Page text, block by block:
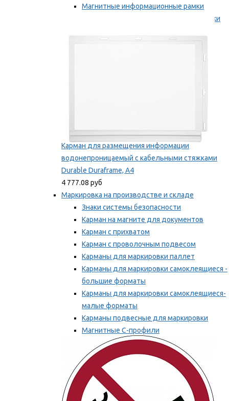
Магнитные информационные рамки
Самоклеящиеся информационные рамки
Карман для размещения информации
водонепроницаемый с кабельными стяжками
Durable Duraframe, А4
4 777.08 руб
Маркировка на производстве и складе
Знаки системы безопасности
Карман на магните для документов
Карман с прихватом
Карман с проволочным подвесом
Карманы для маркировки паллет
Карманы для маркировки самоклеящиеся -
большие форматы
Карманы для маркировки самоклеящиеся-
малые форматы
Карманы подвесные для маркировки
Магнитные С-профили
Напольная маркировка
Мы рекомендуем